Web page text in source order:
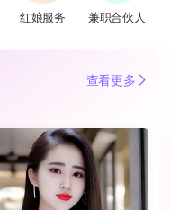
红娘服务 兼职合伙人
查看更多